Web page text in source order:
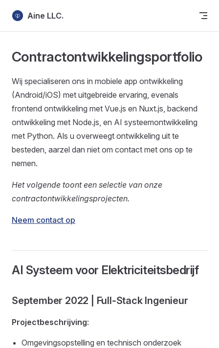
Skip to content
Aine LLC.
Contractontwikkelingsportfolio
Wij specialiseren ons in mobiele app ontwikkeling
(Android/iOS) met uitgebreide ervaring, evenals
frontend ontwikkeling met Vue.js en Nuxt.js, backend
ontwikkeling met Node.js, en AI systeemontwikkeling
met Python. Als u overweegt ontwikkeling uit te
besteden, aarzel dan niet om contact met ons op te
nemen.
Het volgende toont een selectie van onze
contractontwikkelingsprojecten.
Neem contact op
AI Systeem voor Elektriciteitsbedrijf
September 2022 | Full-Stack Ingenieur
Projectbeschrijving:
Omgevingsopstelling en technisch onderzoek